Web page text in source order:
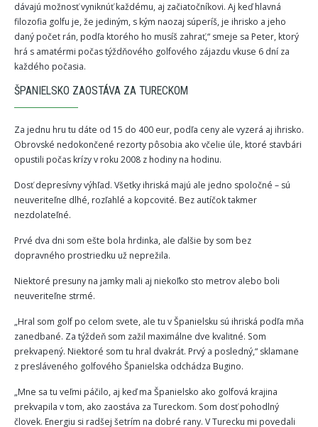
dávajú možnosť vyniknúť každému, aj začiatočníkovi. Aj keď hlavná
filozofia golfu je, že jediným, s kým naozaj súperíš, je ihrisko a jeho
daný počet rán, podľa ktorého ho musíš zahrať,“ smeje sa Peter, ktorý
hrá s amatérmi počas týždňového golfového zájazdu vkuse 6 dní za
každého počasia.
ŠPANIELSKO ZAOSTÁVA ZA TURECKOM
Za jednu hru tu dáte od 15 do 400 eur, podľa ceny ale vyzerá aj ihrisko.
Obrovské nedokončené rezorty pôsobia ako včelie úle, ktoré stavbári
opustili počas krízy v roku 2008 z hodiny na hodinu.
Dosť depresívny výhľad. Všetky ihriská majú ale jedno spoločné – sú
neuveriteľne dlhé, rozľahlé a kopcovité. Bez autíčok takmer
nezdolateľné.
Prvé dva dni som ešte bola hrdinka, ale ďalšie by som bez
dopravného prostriedku už neprežila.
Niektoré presuny na jamky mali aj niekoľko sto metrov alebo boli
neuveriteľne strmé.
„Hral som golf po celom svete, ale tu v Španielsku sú ihriská podľa mňa
zanedbané. Za týždeň som zažil maximálne dve kvalitné. Som
prekvapený. Niektoré som tu hral dvakrát. Prvý a posledný,“ sklamane
z presláveného golfového Španielska odchádza Bugino.
„Mne sa tu veľmi páčilo, aj keď ma Španielsko ako golfová krajina
prekvapila v tom, ako zaostáva za Tureckom. Som dosť pohodlný
človek. Energiu si radšej šetrím na dobré rany. V Turecku mi povedali